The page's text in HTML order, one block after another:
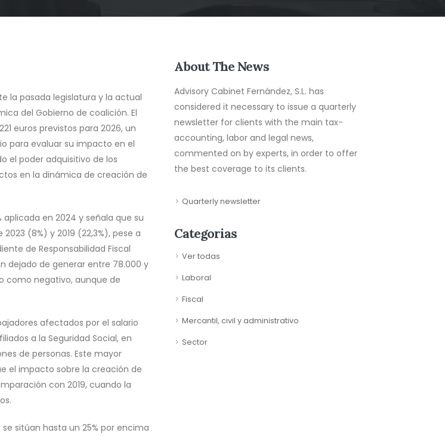
la pasada legislatura y la actual
del Gobierno de coalición. El
euros previstos para 2026, un
para evaluar su impacto en el
el poder adquisitivo de los
en la dinámica de creación de
aplicada en 2024 y señala que su
(8%) y 2019 (22,3%), pese a
de Responsabilidad Fiscal
dejado de generar entre 78.000 y
como negativo, aunque de
afectados por el salario
a la Seguridad Social, en
de personas. Este mayor
el impacto sobre la creación de
con 2019, cuando la
sitúan hasta un 25% por encima
About The News
Advisory Cabinet Fernández, S.L. has
considered it necessary to issue a quarterly
newsletter for clients with the main tax-
accounting, labor and legal news,
commented on by experts, in order to offer
the best coverage to its clients.
Quarterly newsletter
Categorias
Ver todas
Laboral
Fiscal
Mercantil, civil y administrativo
Sector